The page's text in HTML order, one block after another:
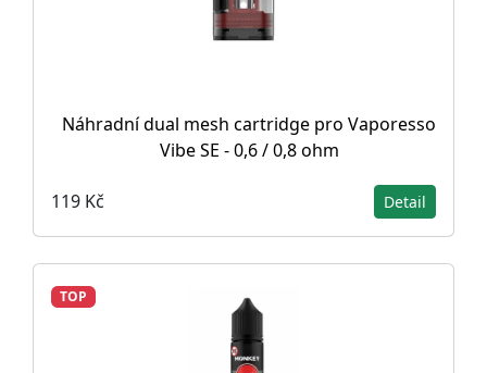
Náhradní dual mesh cartridge pro Vaporesso
Vibe SE - 0,6 / 0,8 ohm
119 Kč Detail
TOP